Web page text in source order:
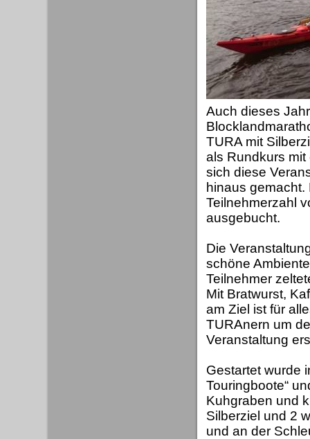
Auch dieses
TURA mit
als Rundkurs
sich diese
hinaus
Teilnehmerzahl
ausgebucht.
Die
schöne
Teilnehmer
Mit Bratwurst,
am Ziel ist für
TURAnern um
Veranstaltung
Gestartet wurde
Touringboote“
Kuhgraben und
Silberziel und 2
und an der